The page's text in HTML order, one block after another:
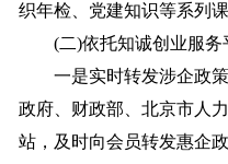
织年检、党建知识等系列课
(二)依托知诚创业服务
一是实时转发涉企政策
政府、财政部、北京市人
站，及时向会员转发惠企